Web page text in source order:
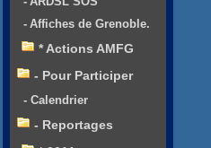
- Affiches de Grenoble.
* Actions AMFG
- Pour Participer
- Calendrier
- Reportages